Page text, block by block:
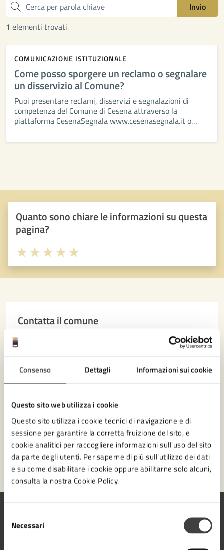
Consenso Dettagli Informazioni sui cookie
Questo sito web utilizza i cookie
Questo sito utilizza i cookie tecnici di navigazione e di
sessione per garantire la corretta fruizione del sito, e
cookie analitici per raccogliere informazioni sull'uso del sito
da parte degli utenti. Per saperne di più sull'utilizzo dei dati
e su come disabilitare i cookie oppure abilitarne solo alcuni,
consulta la nostra Cookie Policy.
delNecessari
Cerca
Invio
1 elementi trovati
COMUNICAZIONE ISTITUZIONALE
Come posso sporgere un reclamo o segnalare
un disservizio al Comune?
Puoi presentare reclami, disservizi e segnalazioni di
competenza del Comune di Cesena attraverso la
piattaforma CesenaSegnala www.cesenasegnala.it o
URGENTI non utilizzare questo strumento, ma contattare
Quanto sono chiare le informazioni su questa
pagina?
Valuta 5 stelle su 5
Valuta 4 stelle su 5
Valuta 3 stelle su 5
Valuta 2 stelle su 5
Valuta 1 stelle su 5
Contatta il comune
Numero verde 0547-356111
Prenota appuntamento
Problemi in città
Segnala disservizio